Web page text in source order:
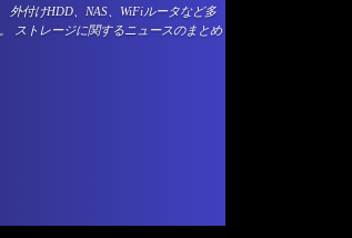
外付けHDD、NAS、WiFiルータなど多
ストレージに関するニュースのまとめ